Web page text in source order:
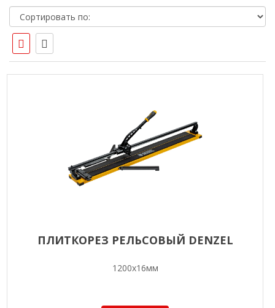
ПЛИТКОРЕЗ РЕЛЬСОВЫЙ DENZEL
1200х16мм